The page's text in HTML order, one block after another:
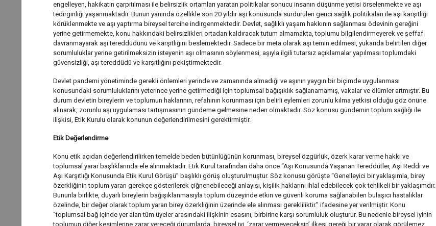
engelleyen, hakikatin çarpıtılması ile belirsizlik ortamları yaratan politikalar sonucu insanın düşünme yetisi örselenmekte ve aşı
tedirginliği yaşanmaktadır. Bunun yanında özellikle son 20 yıldır aşı konusunda sürdürülen gerici sağlık politikaları ile aşı karşıtlığı
körüklenmekte ve aşı yaptırma bireysel tercihe indirgenmektedir. Devlet, sağlıklı yaşam hakkının sağlanması ödevinin gereğini
yerine getirmemekte, konu hakkındaki belirsizlikleri ortadan kaldıracak tutum almamakta, toplumu bilgilendirmeyerek ve şeffaf
davranmayarak aşı tereddüdünü ve karşıtlığını beslemektedir. Sadece bir meta olarak aşı temin edilmesi, yukarıda belirtilen diğer
sorumluluklar yerine getirilmeksizin isteyenin aşı olmasının söylenmesi, aşıyla ilgili tutarsız açıklamalar yapılması toplumdaki
güvensizliği, aşı tereddüdü ve karşıtlığını pekiştirmektedir.
Devlet pandemi yönetiminde gerekli önlemleri yerinde ve zamanında almadığı ve aşının yaygın bir biçimde uygulanması
konusundaki sorumluluklarını yeterince yerine getirmediği için toplumsal bağışıklık sağlanamamış, vakalar ve ölümler artmıştır. Bu
durum devletin bireylerin ve toplumun haklarının, refahının korunması için belirli eylemleri zorunlu kılma yetkisi olduğu göz önüne
alınarak, zorunlu aşı uygulaması tartışmasının gündeme gelmesine neden olmaktadır. Söz konusu gündemin toplum sağlığı ile
ilişkisi, Etik Kurulu olarak konunun değerlendirilmesini gerektirmiştir.
Etik Değerlendirme
Konu etik açıdan değerlendirilirken temelde beden bütünlüğünün korunması, bireysel özgürlük, özerk karar verme hakkı ve
toplumsal yarar başlıklarında ele alınmaktadır. Etik Kurul tarafından daha önce “Aşı Konusunda Yaşanan Tereddütler, Aşı Reddi ve
Aşı Karşıtlığı Konusunda Etik Kurul Görüşü” başlıklı görüş oluşturulmuştur. Söz konusu görüşte “Genelleyici bir yaklaşımla, birey
özerkliğinin toplum yararı gerekçe gösterilerek çiğnenebileceği anlayışı, kişilik haklarını ihlal edebilecek çok tehlikeli bir yaklaşımdır.
Bununla birlikte, duyarlı bireylerin bağışıklanmasıyla toplum düzeyinde etkin ve güvenli koruma sağlanabilen bulaşıcı hastalıklar
özelinde, bir değer olarak toplum yararı birey özerkliğinin üzerinde ele alınması gerekliliktir.” ifadesine yer verilmiştir. Konu
“toplumsal bağ içinde yer alan tüm üyeler arasındaki ilişkinin esasını, birbirine karşı sorumluluk oluşturur. Bu nedenle bireysel iyinin
toplumun diğer kesimlerine zarar vereceği durumlarda, bireysel iyi, ‘zarar vermeyeceksin’ ilkesi gereği bir yarar olarak görülemez.